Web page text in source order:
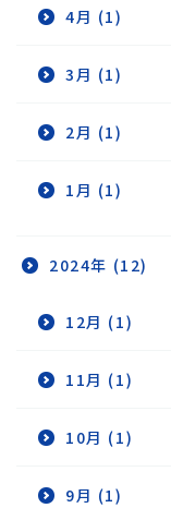
4月 (1)
3月 (1)
2月 (1)
1月 (1)
2024年 (12)
12月 (1)
11月 (1)
10月 (1)
9月 (1)